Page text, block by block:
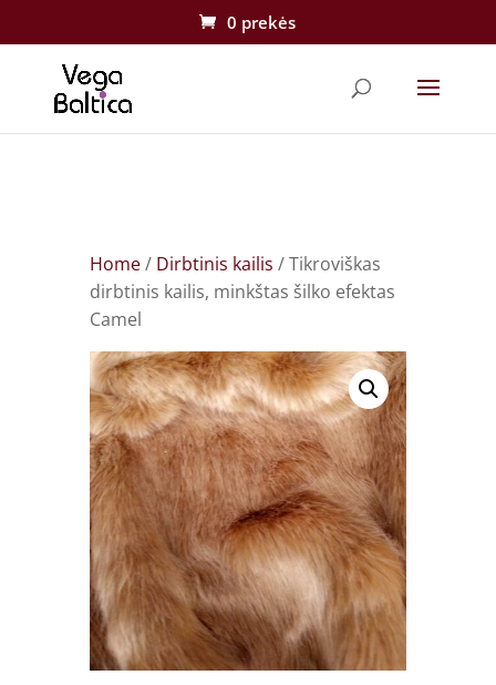
0 prekės
Home/ Dirbtinis kailis / Tikroviškas
dirbtinis kailis, minkštas šilko efektas
Camel